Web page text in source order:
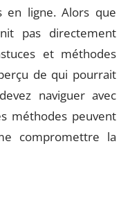
en ligne. Alors que
pas directement
et méthodes
de qui pourrait
naviguer avec
méthodes peuvent
compromettre la